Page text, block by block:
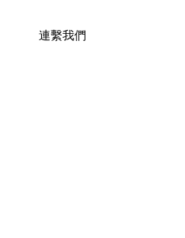
連繫我們